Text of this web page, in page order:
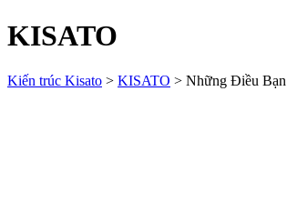
KISATO
Kiến trúc Kisato > KISATO > Những Điều